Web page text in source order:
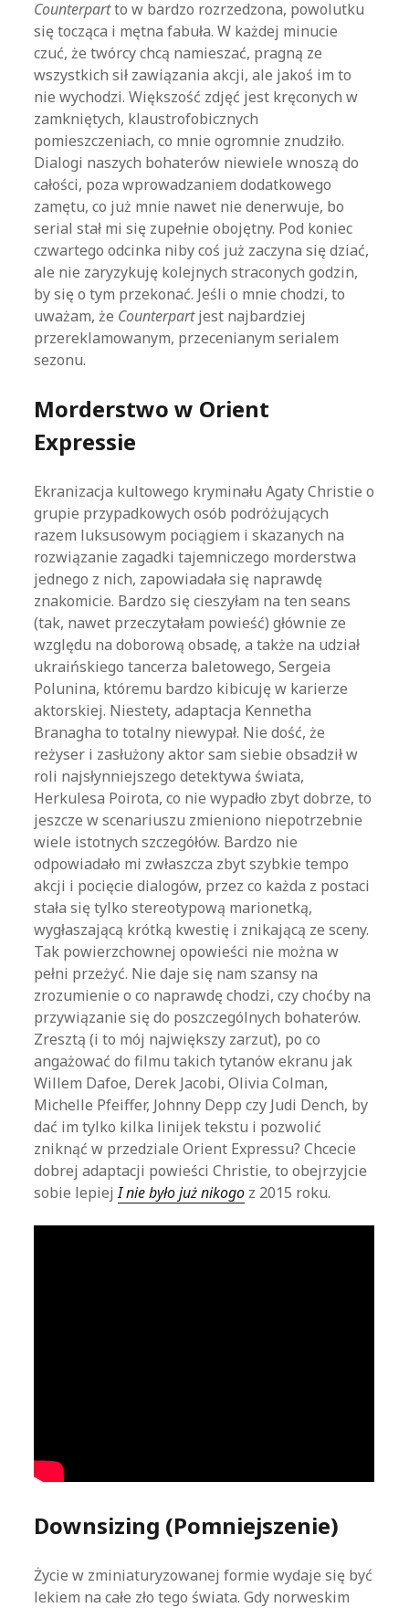
Counterpartto w bardzo rozrzedzona, powolutku
się tocząca i mętna fabuła. W każdej minucie
czuć, że twórcy chcą namieszać, pragną ze
wszystkich sił zawiązania akcji, ale jakoś im to
nie wychodzi. Większość zdjęć jest kręconych w
zamkniętych, klaustrofobicznych
pomieszczeniach, co mnie ogromnie znudziło.
Dialogi naszych bohaterów niewiele wnoszą do
całości, poza wprowadzaniem dodatkowego
zamętu, co już mnie nawet nie denerwuje, bo
serial stał mi się zupełnie obojętny. Pod koniec
czwartego odcinka niby coś już zaczyna się dziać,
ale nie zaryzykuję kolejnych straconych godzin,
by się o tym przekonać. Jeśli o mnie chodzi, to
uważam, że Counterpartjest najbardziej
przereklamowanym, przecenianym serialem
sezonu.
Morderstwo w Orient
Expressie
Ekranizacja kultowego kryminału Agaty Christie o
grupie przypadkowych osób podróżujących
razem luksusowym pociągiem i skazanych na
rozwiązanie zagadki tajemniczego morderstwa
jednego z nich, zapowiadała się naprawdę
znakomicie. Bardzo się cieszyłam na ten seans
(tak, nawet przeczytałam powieść) głównie ze
względu na doborową obsadę, a także na udział
ukraińskiego tancerza baletowego, Sergeia
Polunina, któremu bardzo kibicuję w karierze
aktorskiej. Niestety, adaptacja Kennetha
Branagha to totalny niewypał. Nie dość, że
reżyser i zasłużony aktor sam siebie obsadził w
roli najsłynniejszego detektywa świata,
Herkulesa Poirota, co nie wypadło zbyt dobrze, to
jeszcze w scenariuszu zmieniono niepotrzebnie
wiele istotnych szczegółów. Bardzo nie
odpowiadało mi zwłaszcza zbyt szybkie tempo
akcji i pocięcie dialogów, przez co każda z postaci
stała się tylko stereotypową marionetką,
wygłaszającą krótką kwestię i znikającą ze sceny.
Tak powierzchownej opowieści nie można w
pełni przeżyć. Nie daje się nam szansy na
zrozumienie o co naprawdę chodzi, czy choćby na
przywiązanie się do poszczególnych bohaterów.
Zresztą (i to mój największy zarzut), po co
angażować do filmu takich tytanów ekranu jak
Willem Dafoe, Derek Jacobi, Olivia Colman,
Michelle Pfeiffer, Johnny Depp czy Judi Dench, by
dać im tylko kilka linijek tekstu i pozwolić
zniknąć w przedziale Orient Expressu? Chcecie
dobrej adaptacji powieści Christie, to obejrzyjcie
sobie lepiejI nie było już nikogo z 2015 roku.
Downsizing (Pomniejszenie)
Życie w zminiaturyzowanej formie wydaje się być
lekiem na całe zło tego świata. Gdy norweskim